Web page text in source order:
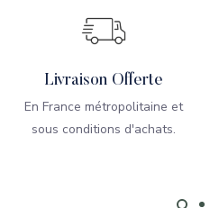
Livraison Offerte
En France métropolitaine et
sous conditions d'achats.